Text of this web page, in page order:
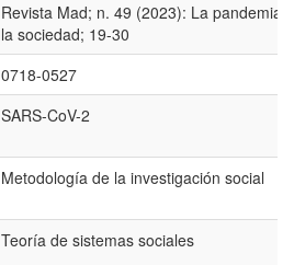
Revista Mad; n. 49 (2023): La pandemia
la sociedad; 19-30
0718-0527
SARS-CoV-2
Metodología de la investigación social
Teoría de sistemas sociales